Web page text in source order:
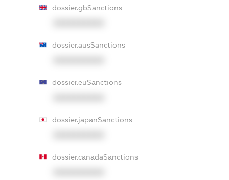
dossier.gbSanctions
dossier.ausSanctions
dossier.euSanctions
dossier.japanSanctions
dossier.canadaSanctions